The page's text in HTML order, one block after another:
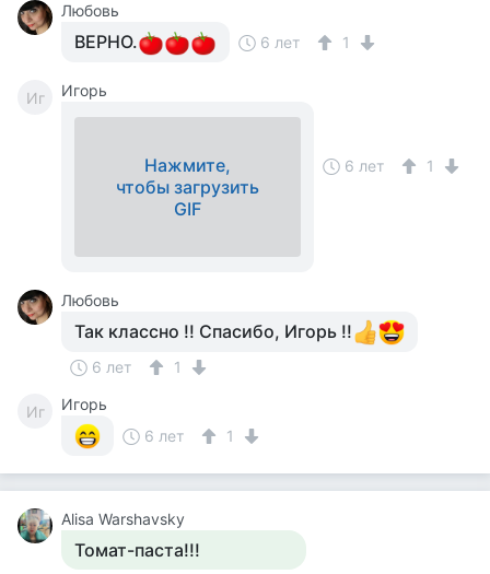
Любовь
ВЕРНО. 6 лет 1
Иг Игорь
Нажмите,
чтобы загрузить
GIF
6 лет 1
Любовь
Так классно !! Спасибо, Игорь !!
6 лет 1
Иг
Игорь
6 лет
1
Alisa Warshavsky
Томат-паста!!!